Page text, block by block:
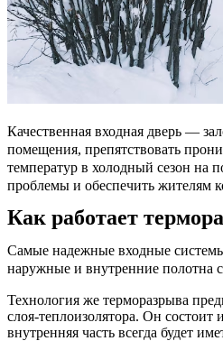
Качественная входная дверь —
помещения, препятствовать
температур в холодный сезон на
проблемы и обеспечить жителям
Как работает
Самые надежные входные
наружные и внутренние полотна
Технология же терморазрыва
слоя-теплоизолятора. Он
внутренняя часть всегда будет